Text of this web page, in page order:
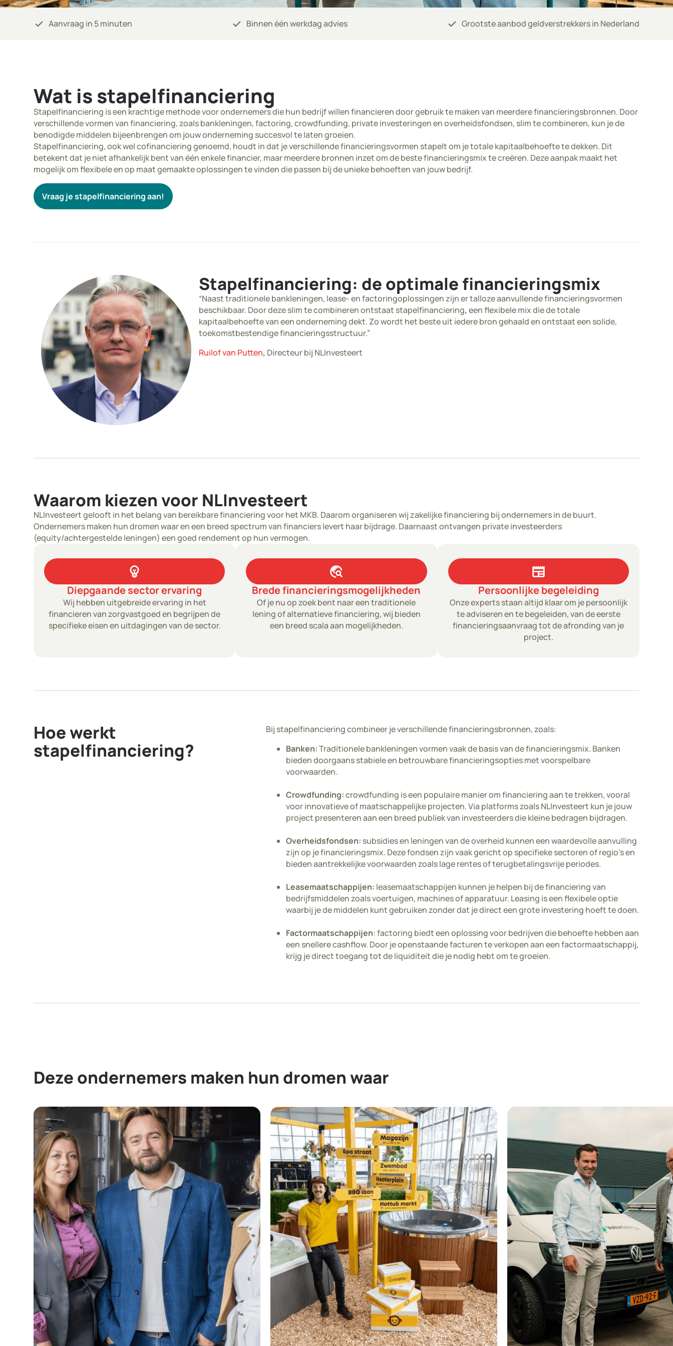
check Aanvraag in 5 minuten check Binnen één werkdag advies check Grootste aanbod geldverstrekkers in Nederland
Wat is stapelfinanciering
Stapelfinanciering is een krachtige methode voor ondernemers die hun bedrijf willen financieren door gebruik te maken van meerdere financieringsbronnen. Door
verschillende vormen van financiering, zoals bankleningen, factoring, crowdfunding, private investeringen en overheidsfondsen, slim te combineren, kun je de
benodigde middelen bijeenbrengen om jouw onderneming succesvol te laten groeien.
Stapelfinanciering, ook wel cofinanciering genoemd, houdt in dat je verschillende financieringsvormen stapelt om je totale kapitaalbehoefte te dekken. Dit
betekent dat je niet afhankelijk bent van één enkele financier, maar meerdere bronnen inzet om de beste financieringsmix te creëren. Deze aanpak maakt het
mogelijk om flexibele en op maat gemaakte oplossingen te vinden die passen bij de unieke behoeften van jouw bedrijf.
Vraag je stapelfinanciering aan!
Stapelfinanciering: de optimale financieringsmix
“Naast traditionele bankleningen, lease- en factoringoplossingen zijn er talloze aanvullende financieringsvormen
beschikbaar. Door deze slim te combineren ontstaat stapelfinanciering, een flexibele mix die de totale
kapitaalbehoefte van een onderneming dekt. Zo wordt het beste uit iedere bron gehaald en ontstaat een solide,
toekomstbestendige financieringsstructuur.”
Ruilof van Putten, Directeur bij NLInvesteert
Waarom kiezen voor NLInvesteert
NLInvesteert gelooft in het belang van bereikbare financiering voor het MKB. Daarom organiseren wij zakelijke financiering bij ondernemers in de buurt.
Ondernemers maken hun dromen waar en een breed spectrum van financiers levert haar bijdrage. Daarnaast ontvangen private investeerders
(equity/achtergestelde leningen) een goed rendement op hun vermogen.
emoji_objects
Diepgaande sector ervaring
Wij hebben uitgebreide ervaring in het
financieren van zorgvastgoed en begrijpen de
specifieke eisen en uitdagingen van de sector.
travel_explore
Brede financieringsmogelijkheden
Of je nu op zoek bent naar een traditionele
lening of alternatieve financiering, wij bieden
een breed scala aan mogelijkheden.
newspaper
Persoonlijke begeleiding
Onze experts staan altijd klaar om je persoonlijk
te adviseren en te begeleiden, van de eerste
financieringsaanvraag tot de afronding van je
project.
Hoe werkt
stapelfinanciering?
Bij stapelfinanciering combineer je verschillende financieringsbronnen, zoals:
Banken:Traditionele bankleningen vormen vaak de basis van de financieringsmix. Banken
bieden doorgaans stabiele en betrouwbare financieringsopties met voorspelbare
voorwaarden.
Crowdfunding:crowdfunding is een populaire manier om financiering aan te trekken, vooral
voor innovatieve of maatschappelijke projecten. Via platforms zoals NLInvesteert kun je jouw
project presenteren aan een breed publiek van investeerders die kleine bedragen bijdragen.
Overheidsfondsen: subsidies en leningen van de overheid kunnen een waardevolle aanvulling
zijn op je financieringsmix. Deze fondsen zijn vaak gericht op specifieke sectoren of regio’s en
bieden aantrekkelijke voorwaarden zoals lage rentes of terugbetalingsvrije periodes.
Leasemaatschappijen: leasemaatschappijen kunnen je helpen bij de financiering van
bedrijfsmiddelen zoals voertuigen, machines of apparatuur. Leasing is een flexibele optie
waarbij je de middelen kunt gebruiken zonder dat je direct een grote investering hoeft te doen.
Factormaatschappijen: factoring biedt een oplossing voor bedrijven die behoefte hebben aan
een snellere cashflow. Door je openstaande facturen te verkopen aan een factormaatschappij,
krijg je direct toegang tot de liquiditeit die je nodig hebt om te groeien.
Deze ondernemers maken hun dromen waar